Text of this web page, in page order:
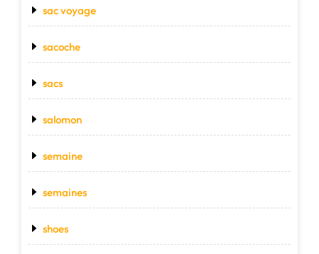
sac voyage
sacoche
sacs
salomon
semaine
semaines
shoes